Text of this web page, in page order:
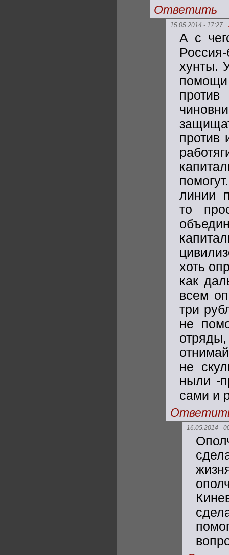
Ответить
15.05.2014 - 17:27
А с
хунты.
помощи
против
линии
то
хоть
как
всем
три
не
не
ныли -
сами и
16.05.2014 -